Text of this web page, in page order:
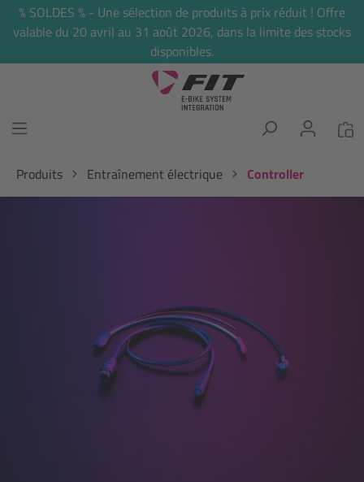
principal
% SOLDES % - Une sélection de produits à prix réduit ! Offre
valable du 20 avril au 31 août 2026, dans la limite des stocks
disponibles.
Produits Entraînement électrique Controller